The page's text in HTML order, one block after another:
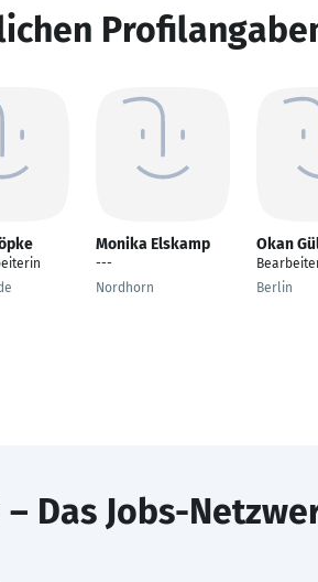
Monika Elskamp
---
Nordhorn
Okan
Berlin
– Das Jobs-